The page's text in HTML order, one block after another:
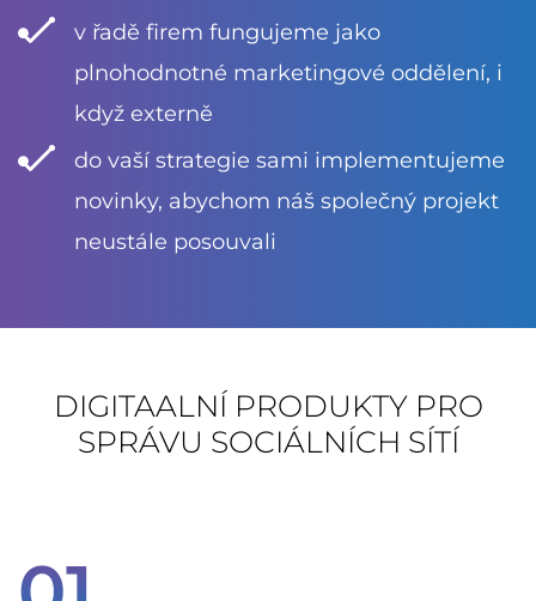
v řadě firem fungujeme jako
plnohodnotné marketingové oddělení, i
když externě
do vaší strategie sami implementujeme
novinky, abychom náš společný projekt
neustále posouvali
DIGITAALNÍ PRODUKTY PRO
SPRÁVU SOCIÁLNÍCH SÍTÍ